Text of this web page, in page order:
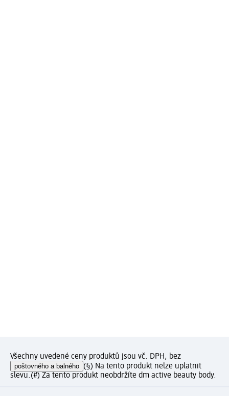
Všechny uvedené ceny produktů jsou vč. DPH, bez
poštovného a balného (§) Na tento produkt nelze uplatnit
slevu.(#) Za tento produkt neobdržíte dm active beauty body.